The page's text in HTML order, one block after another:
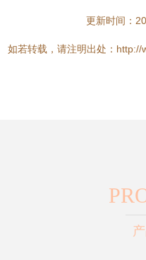
更新时间：
如若转载，请注明出处：